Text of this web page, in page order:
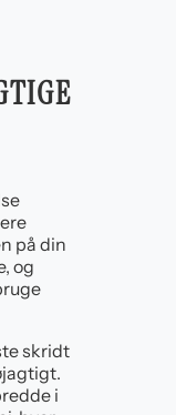
på din
og
skridt
i